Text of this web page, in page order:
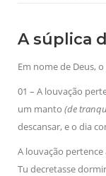
A súplica
Em nome de Deus,
01 – A louvação
um manto (de
descansar, e o dia
A louvação pertence
Tu decretasse